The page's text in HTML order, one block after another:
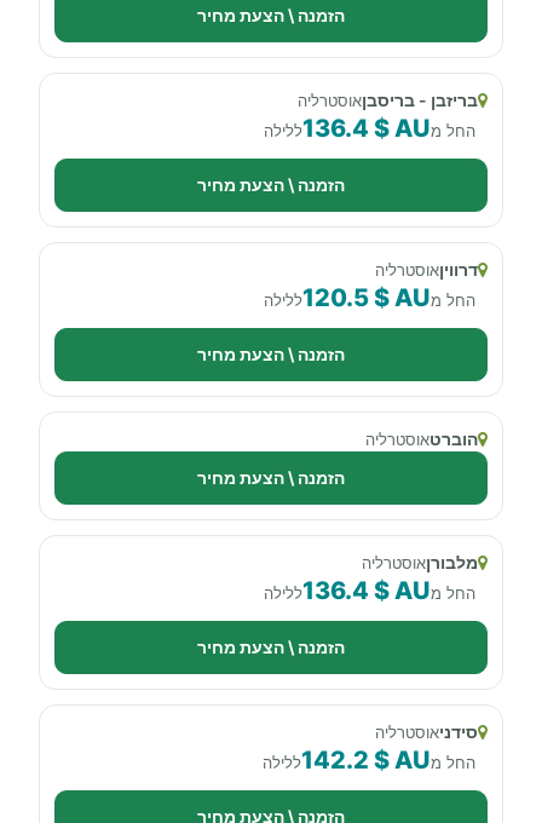
הזמנה \ הצעת מחיר
בריזבן - בריסבןאוסטרליה
החל מ136.4 $ AUללילה
הזמנה \ הצעת מחיר
דרוויןאוסטרליה
החל מ120.5 $ AUללילה
הזמנה \ הצעת מחיר
הוברטאוסטרליה
הזמנה \ הצעת מחיר
מלבורןאוסטרליה
החל מ136.4 $ AUללילה
הזמנה \ הצעת מחיר
סידניאוסטרליה
החל מ142.2 $ AUללילה
הזמנה \ הצעת מחיר